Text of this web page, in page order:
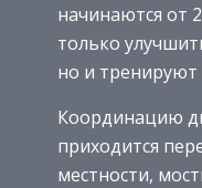
начинаются от
только
но и тренируют
Координацию
приходится
местности,